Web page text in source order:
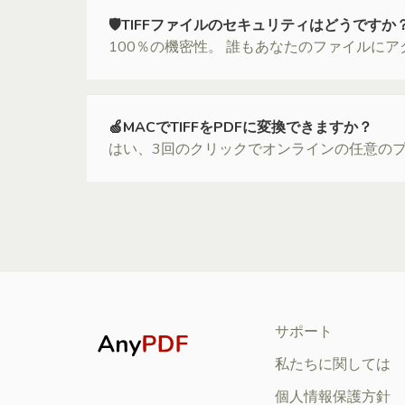
🛡TIFFファイルのセキュリティはどうですか
100％の機密性。 誰もあなたのファイルに
🍏MACでTIFFをPDFに変換できますか？
はい、3回のクリックでオンラインの任意の
サポート
私たちに関しては
個人情報保護方針